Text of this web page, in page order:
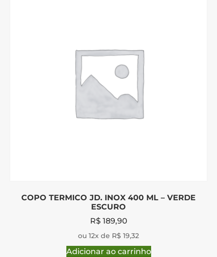
COPO TERMICO JD. INOX 400 ML – VERDE
ESCURO
R$189,90
ou 12x de R$ 19,32
Adicionar ao carrinho